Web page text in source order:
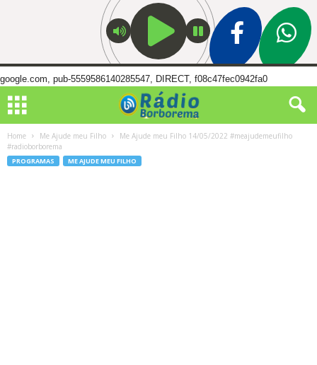
google.com, pub-5559586140285547, DIRECT, f08c47fec0942fa0
Home Me Ajude meu Filho
Me Ajude meu Filho 14/05/2022 #meajudemeufilho
#radioborborema
PROGRAMAS ME AJUDE MEU FILHO